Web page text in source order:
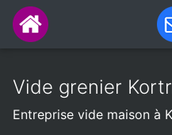
Vide grenier
Entreprise vide maison à